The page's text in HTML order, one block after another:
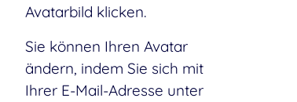
Avatarbild klicken.
Sie können Ihren Avatar
ändern, indem Sie sich mit
Ihrer E-Mail-Adresse unter